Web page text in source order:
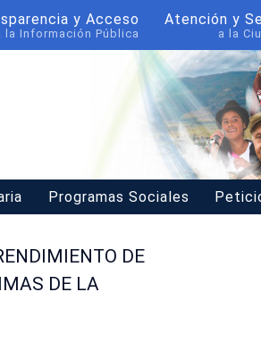
y Acceso
la Información Pública
Atención y
a la
Programas Sociales
DE
DE LA